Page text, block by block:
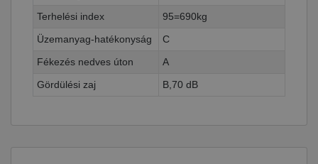
Terhelési index
95=690kg
Üzemanyag-hatékonyság
C
Fékezés nedves úton
A
Gördülési zaj
B,70 dB